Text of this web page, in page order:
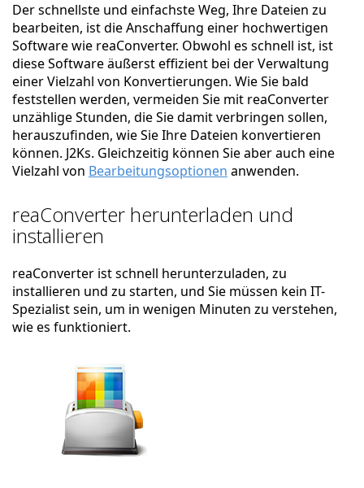
Der schnellste und einfachste Weg, Ihre Dateien zu
bearbeiten, ist die Anschaffung einer hochwertigen
Software wie reaConverter. Obwohl es schnell ist, ist
diese Software äußerst effizient bei der Verwaltung
einer Vielzahl von Konvertierungen. Wie Sie bald
feststellen werden, vermeiden Sie mit reaConverter
unzählige Stunden, die Sie damit verbringen sollen,
herauszufinden, wie Sie Ihre Dateien konvertieren
können. J2Ks. Gleichzeitig können Sie aber auch eine
Vielzahl von Bearbeitungsoptionen anwenden.
reaConverter herunterladen und
installieren
reaConverter ist schnell herunterzuladen, zu
installieren und zu starten, und Sie müssen kein IT-
Spezialist sein, um in wenigen Minuten zu verstehen,
wie es funktioniert.